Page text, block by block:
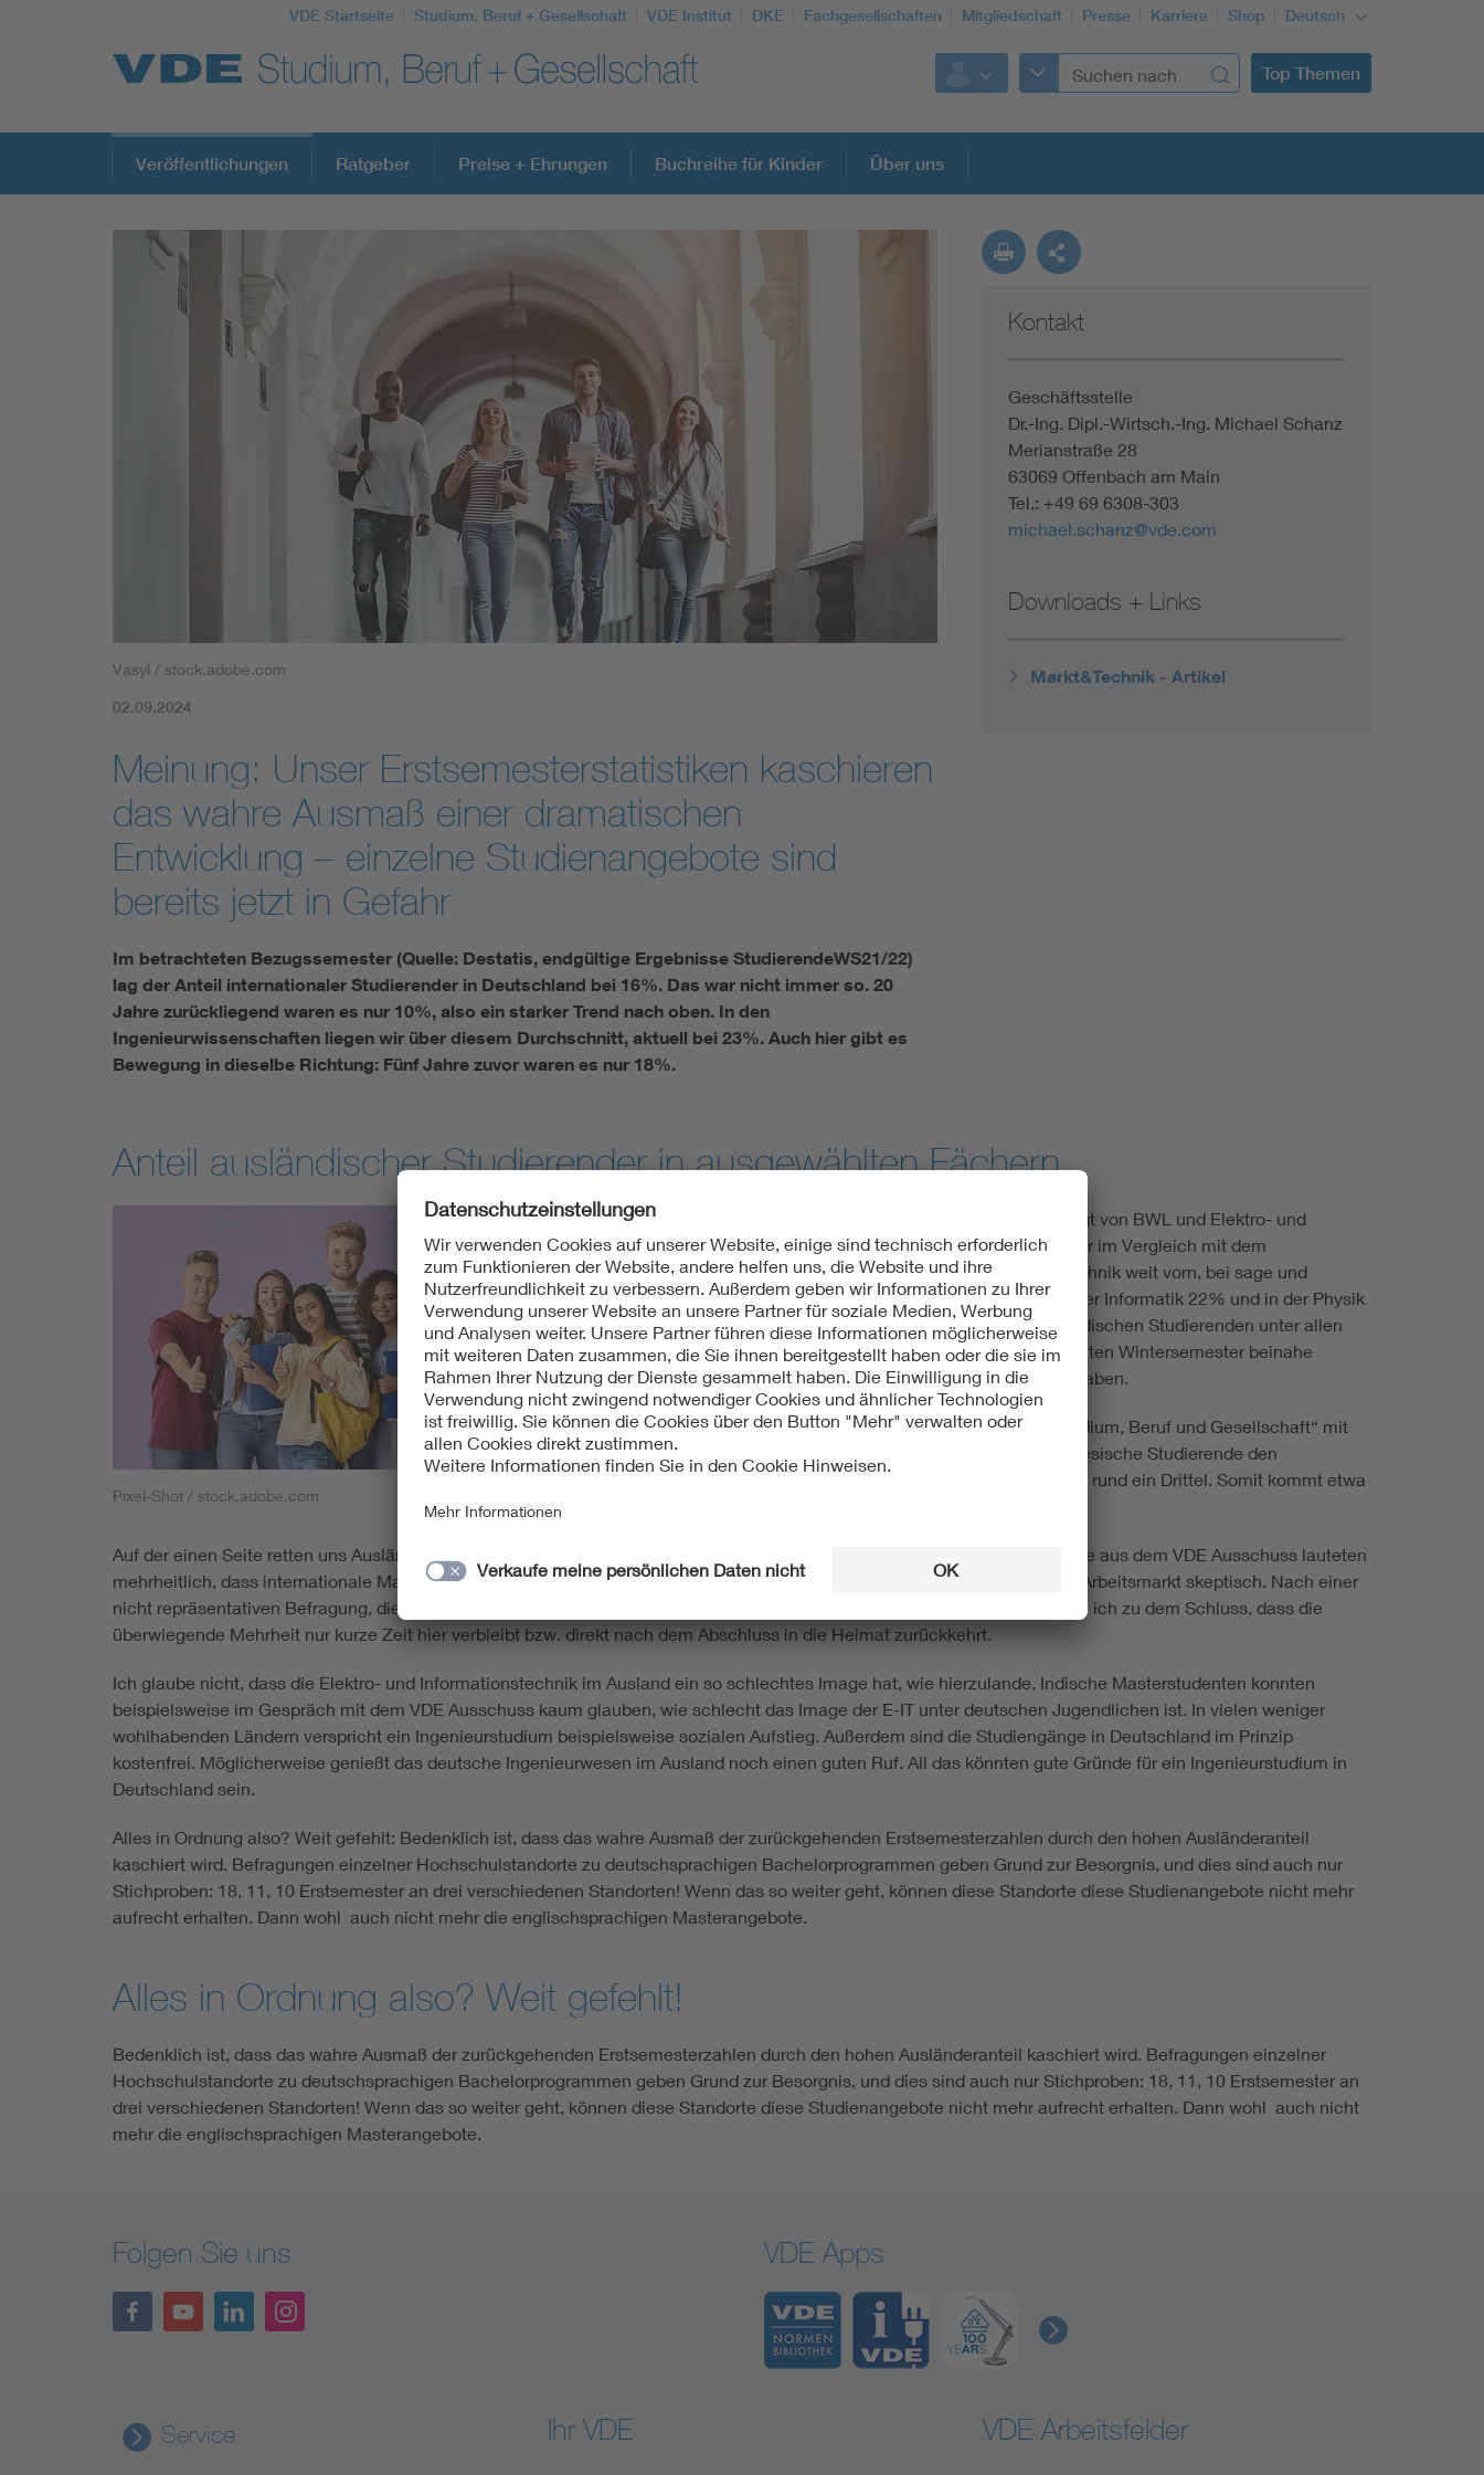
VDE Startseite Studium, Beruf + Gesellschaft VDE Institut DKE Fachgesellschaften Mitgliedschaft Presse Karriere Shop Deutsch
Top Themen
Top Themen
Fokusthemen
Energy Assisted Living
Electromobility
Energy efficiency
Energy storage
Functional safety
Building Services Engineering
Information and communications technology ICT
Education + profession
Renewable energies
Veröffentlichungen Ratgeber Preise + Ehrungen Buchreihe für Kinder Über uns
Vasyl / stock.adobe.com
02.09.2024
Meinung: Unser Erstsemesterstatistiken kaschieren
das wahre Ausmaß einer dramatischen
Entwicklung – einzelne Studienangebote sind
bereits jetzt in Gefahr
Im betrachteten Bezugssemester (Quelle: Destatis, endgültige Ergebnisse StudierendeWS21/22)
lag der Anteil internationaler Studierender in Deutschland bei 16%. Das war nicht immer so. 20
Jahre zurückliegend waren es nur 10%, also ein starker Trend nach oben. In den
Ingenieurwissenschaften liegen wir über diesem Durchschnitt, aktuell bei 23%. Auch hier gibt es
Bewegung in dieselbe Richtung: Fünf Jahre zuvor waren es nur 18%.
Kontakt
Geschäftsstelle
Dr.-Ing. Dipl.-Wirtsch.-Ing. Michael Schanz
Merianstraße 28
63069 Offenbach am Main
Tel.: +49 69 6308-303
michael.schanz@vde.com
Downloads + Links
Markt&Technik - Artikel
Anteil ausländischer Studierender in ausgewählten Fächern
Pixel-Shot / stock.adobe.com
Am beliebtesten bei Ausländern ist das Studium der Informatik gefolgt von BWL und Elektro- und
Informationstechnik – in absoluten Zahlen. Relativ gesehen liegen wir im Vergleich mit dem
Maschinenbau und der Informatik in der Elektro- und Informationstechnik weit vorn, bei sage und
schreibe 35% Ausländeranteil. Im Maschinenbau sind es nur 23%, der Informatik 22% und in der Physik
sogar nur 8%. Elektrotechnik hat sogar den größten Anteil an ausländischen Studierenden unter allen
Studienfächern überhaupt. Aktuell meldet das CHE, dass sich im letzten Wintersemester beinahe
unglaubliche 42% Nicht-Inländer in Elektrotechnik eingeschrieben haben.
Eine etwas zurückliegende Untersuchung vom VDE Ausschuss „Studium, Beruf und Gesellschaft“ mit
ausgewählten Universitäten und Fachhochschulen ergab, dass chinesische Studierende den
überwiegenden Teil der Gruppe von Ausländern ausmachen, nämlich rund ein Drittel. Somit kommt etwa
jeder zehnte Elektrotechnik-Studierende aus China (!).
Auf der einen Seite retten uns Ausländer die Erstsemester-Statistik in der Elektro- und Informationstechnik. Aktuelle Berichte aus dem VDE Ausschuss lauteten
mehrheitlich, dass internationale Masterprogramme gut laufen. Auf der anderen Seite bin ich beim Verbleib am deutschen Arbeitsmarkt skeptisch. Nach einer
nicht repräsentativen Befragung, die ich 2022 z.B. unter chinesischen Elektrotechnik-Studierenden durchgeführt hatte, kam ich zu dem Schluss, dass die
überwiegende Mehrheit nur kurze Zeit hier verbleibt bzw. direkt nach dem Abschluss in die Heimat zurückkehrt.
Ich glaube nicht, dass die Elektro- und Informationstechnik im Ausland ein so schlechtes Image hat, wie hierzulande. Indische Masterstudenten konnten
beispielsweise im Gespräch mit dem VDE Ausschuss kaum glauben, wie schlecht das Image der E-IT unter deutschen Jugendlichen ist. In vielen weniger
wohlhabenden Ländern verspricht ein Ingenieurstudium beispielsweise sozialen Aufstieg. Außerdem sind die Studiengänge in Deutschland im Prinzip
kostenfrei. Möglicherweise genießt das deutsche Ingenieurwesen im Ausland noch einen guten Ruf. All das könnten gute Gründe für ein Ingenieurstudium in
Deutschland sein.
Alles in Ordnung also? Weit gefehlt: Bedenklich ist, dass das wahre Ausmaß der zurückgehenden Erstsemesterzahlen durch den hohen Ausländeranteil
kaschiert wird. Befragungen einzelner Hochschulstandorte zu deutschsprachigen Bachelorprogrammen geben Grund zur Besorgnis, und dies sind auch nur
Stichproben: 18, 11, 10 Erstsemester an drei verschiedenen Standorten! Wenn das so weiter geht, können diese Standorte diese Studienangebote nicht mehr
aufrecht erhalten. Dann wohl auch nicht mehr die englischsprachigen Masterangebote.
Alles in Ordnung also? Weit gefehlt!
Bedenklich ist, dass das wahre Ausmaß der zurückgehenden Erstsemesterzahlen durch den hohen Ausländeranteil kaschiert wird. Befragungen einzelner
Hochschulstandorte zu deutschsprachigen Bachelorprogrammen geben Grund zur Besorgnis, und dies sind auch nur Stichproben: 18, 11, 10 Erstsemester an
drei verschiedenen Standorten! Wenn das so weiter geht, können diese Standorte diese Studienangebote nicht mehr aufrecht erhalten. Dann wohl auch nicht
mehr die englischsprachigen Masterangebote.
Folgen Sie uns VDE Apps
Service Ihr VDE VDE Arbeitsfelder